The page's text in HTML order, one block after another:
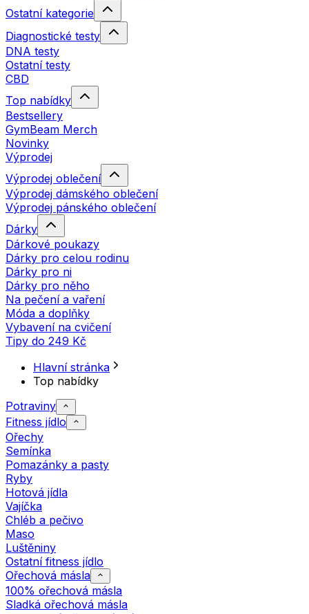
Ostatní kategorie
Diagnostické testy
DNA testy
Ostatní testy
CBD
Top nabídky
Bestsellery
GymBeam Merch
Novinky
Výprodej
Výprodej oblečení
Výprodej dámského oblečení
Výprodej pánského oblečení
Dárky
Dárkové poukazy
Dárky pro celou rodinu
Dárky pro ni
Dárky pro něho
Na pečení a vaření
Móda a doplňky
Vybavení na cvičení
Tipy do 249 Kč
Hlavní stránka
Top nabídky
Potraviny
Fitness jídlo
Ořechy
Semínka
Pomazánky a pasty
Ryby
Hotová jídla
Vajíčka
Chléb a pečivo
Maso
Luštěniny
Ostatní fitness jídlo
Ořechová másla
100% ořechová másla
Sladká ořechová másla